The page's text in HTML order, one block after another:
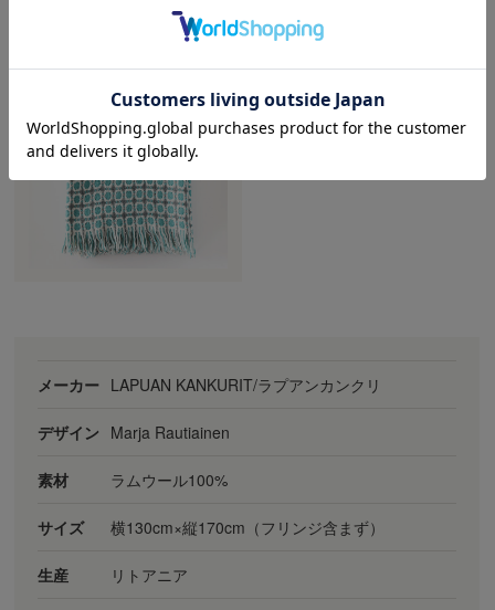
メーカー LAPUAN KANKURIT/ラプアンカンクリ
デザイン Marja Rautiainen
素材 ラムウール100%
サイズ 横130cm×縦170cm（フリンジ含まず）
生産 リトアニア